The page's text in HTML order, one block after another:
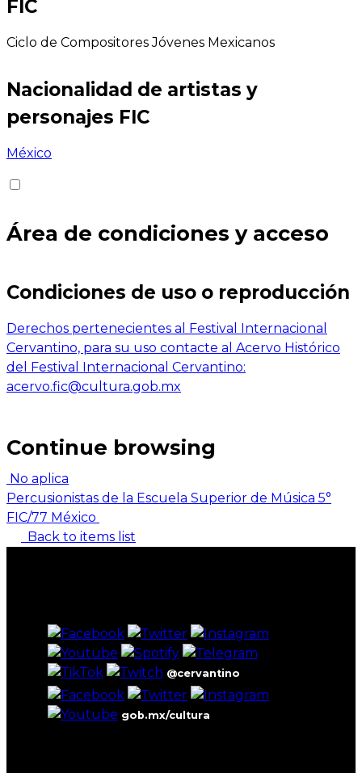
FIC
Ciclo de Compositores Jóvenes Mexicanos
Nacionalidad de artistas y
personajes FIC
México
Área de condiciones y acceso
Condiciones de uso o reproducción
Derechos pertenecientes al Festival Internacional
Cervantino, para su uso contacte al Acervo Histórico
del Festival Internacional Cervantino:
acervo.fic@cultura.gob.mx
Continue browsing
No aplica
Percusionistas de la Escuela Superior de Música 5°
FIC/77 México
Back to items list
@cervantino
gob.mx/cultura